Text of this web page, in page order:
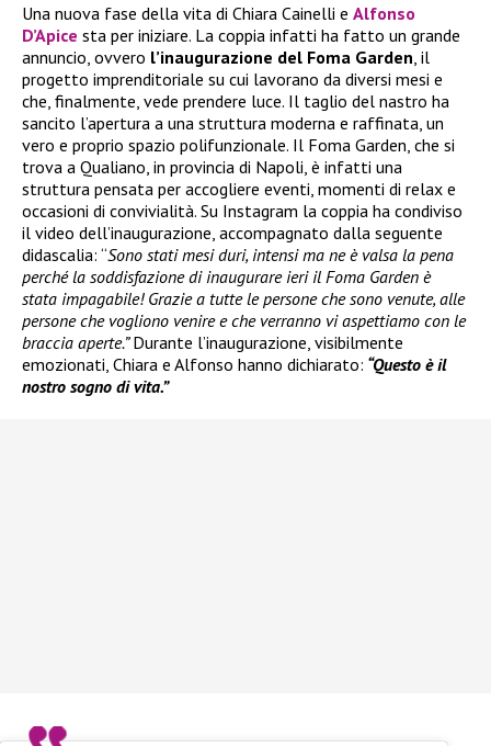
Una nuova fase della vita di Chiara Cainelli e Alfonso
D’Apice sta per iniziare. La coppia infatti ha fatto un grande
annuncio, ovvero l’inaugurazione del Foma Garden , il
progetto imprenditoriale su cui lavorano da diversi mesi e
che, finalmente, vede prendere luce. Il taglio del nastro ha
sancito l’apertura a una struttura moderna e raffinata, un
vero e proprio spazio polifunzionale. Il Foma Garden, che si
trova a Qualiano, in provincia di Napoli, è infatti una
struttura pensata per accogliere eventi, momenti di relax e
occasioni di convivialità. Su Instagram la coppia ha condiviso
il video dell’inaugurazione, accompagnato dalla seguente
didascalia: “Sono stati mesi duri, intensi ma ne è valsa la pena
perché la soddisfazione di inaugurare ieri il Foma Garden è
stata impagabile! Grazie a tutte le persone che sono venute, alle
persone che vogliono venire e che verranno vi aspettiamo con le
braccia aperte.”Durante l’inaugurazione, visibilmente
emozionati, Chiara e Alfonso hanno dichiarato: “Questo è il
nostro sogno di vita.”